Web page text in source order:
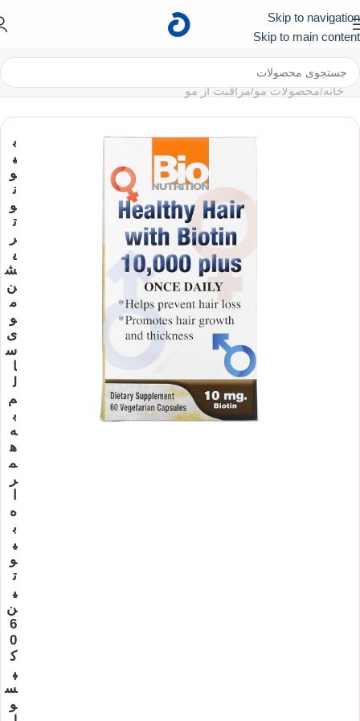
Skip to navigation
Skip to main content
خانه/محصولات مو/مراقبت از مو
ب
ی
و
ن
و
ت
ر
ی
ش
ن
م
و
ی
س
ا
ل
م
ب
ه
ه
م
ر
ه
ب
ی
و
ت
ی
ن
6
0
ک
پ
س
و